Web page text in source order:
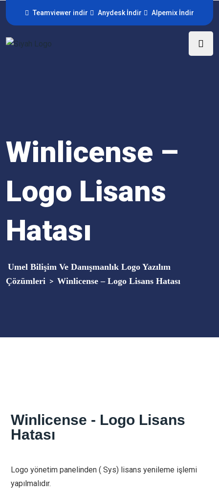
Teamviewer indir Anydesk İndir Alpemix İndir
Winlicense –
Logo Lisans
Hatası
Umel Bilişim Ve Danışmanlık Logo Yazılım
Çözümleri > Winlicense – Logo Lisans Hatası
Winlicense - Logo Lisans
Hatası
Logo yönetim panelinden ( Sys) lisans yenileme işlemi
yapılmalıdır.